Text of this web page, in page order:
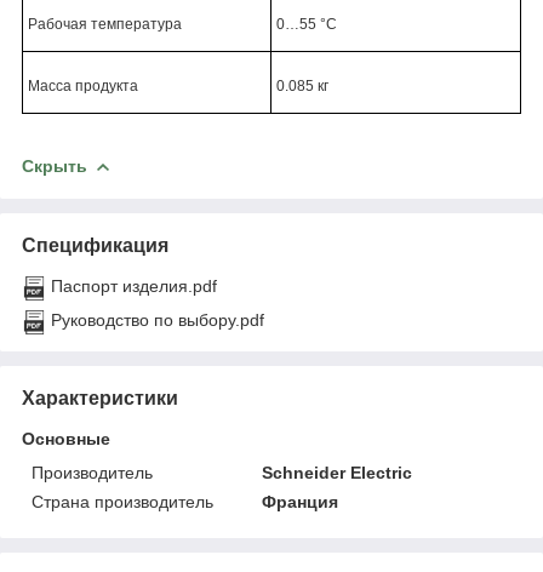
Рабочая температура 0…55 °C
Масса продукта 0.085 кг
Скрыть
Спецификация
Паспорт изделия.pdf
Руководство по выбору.pdf
Характеристики
Основные
Производитель
Schneider Electric
Страна производитель
Франция